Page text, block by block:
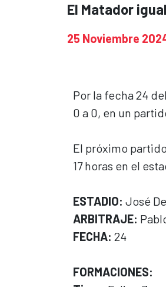
El Matador
25 Noviembre
Por la fecha 24
0 a 0, en un
El próximo
17 horas en el
ESTADIO: José
ARBITRAJE:
FECHA: 24
FORMACIONES: